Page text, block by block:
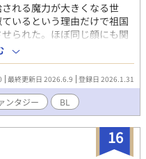
れる魔力が大きくなる世
いるという理由だけで祖国
られた。ほぼ同じ顔にも関
意気なエルマーに振り回さ
たお人好しなレインハルト
る。共に日々を過ごすうちに
インハルトは家族に虐げら
うに感じていて──。政略
最終更新日 2026.6.9 登録日 2026.1.31
ンタジー BL
16